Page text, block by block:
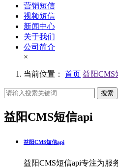
营销短信
视频短信
新闻中心
关于我们
公司简介
×
当前位置： 首页 益阳CMS
搜索
益阳CMS短信api
益阳CMS短信api
益阳CMS短信api专注为服